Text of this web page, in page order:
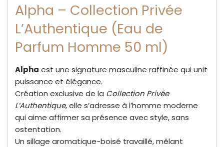
Alpha – Collection Privée
L’Authentique (Eau de
Parfum Homme 50 ml)
Alpha est une signature masculine raffinée qui unit
puissance et élégance.
Création exclusive de la Collection Privée
L’Authentique, elle s’adresse à l’homme moderne
qui aime affirmer sa présence avec style, sans
ostentation.
Un sillage aromatique-boisé travaillé, mêlant